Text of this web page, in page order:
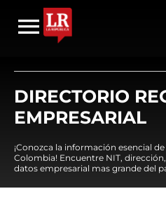
DIRECTORIO
EMPRESARIAL
¡Conozca la información esencial
Colombia! Encuentre NIT,
datos empresarial mas grande del